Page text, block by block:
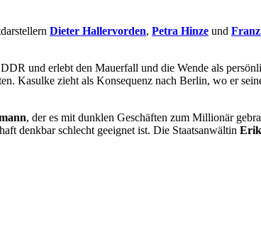
Dieter Hallervorden, Petra Hinze und
und erlebt den Mauerfall und die Wende als
Kasulke zieht als Konsequenz nach Berlin, wo er
, der es mit dunklen Geschäften zum Millionär
denkbar schlecht geeignet ist. Die Staatsanwältin